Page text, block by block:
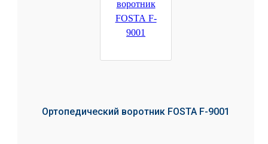
Ортопедический воротник FOSTA F-9001